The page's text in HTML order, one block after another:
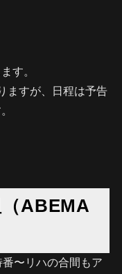
す。
ますが、日程は予告
ABEMA
番〜リハの合間もア